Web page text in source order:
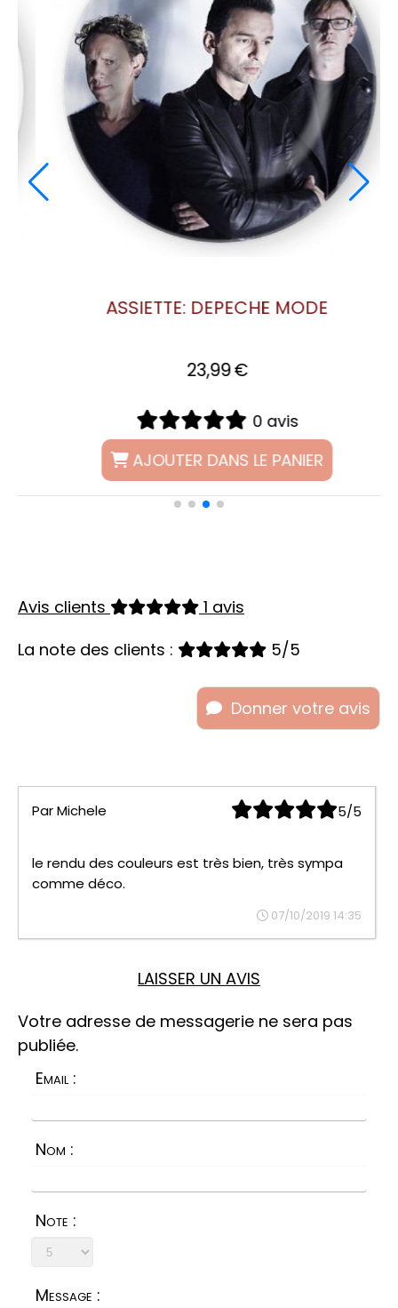
[STRANGELOVE]
23,99€
0 avis
AJOUTER DANS LE PANIER
Avis clients
1 avis
La note des clients :
5/5
Donner votre avis
5/5
ParMichele
le rendu des couleurs est très bien, très sympa
comme déco.
07/10/2019 14:35
LAISSER UN AVIS
Votre adresse de messagerie ne sera pas
publiée.
Email :
Nom :
Note :
Message :